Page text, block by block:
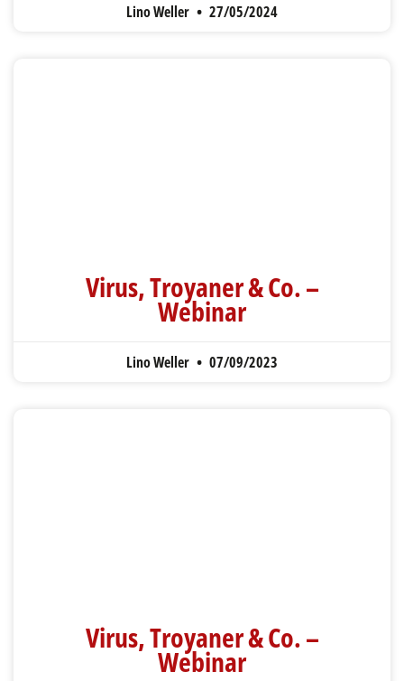
Lino Weller 27/05/2024
Virus, Troyaner & Co. –
Webinar
Lino Weller 07/09/2023
Virus, Troyaner & Co. –
Webinar